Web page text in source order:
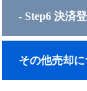
- Step6 決済
その他売却